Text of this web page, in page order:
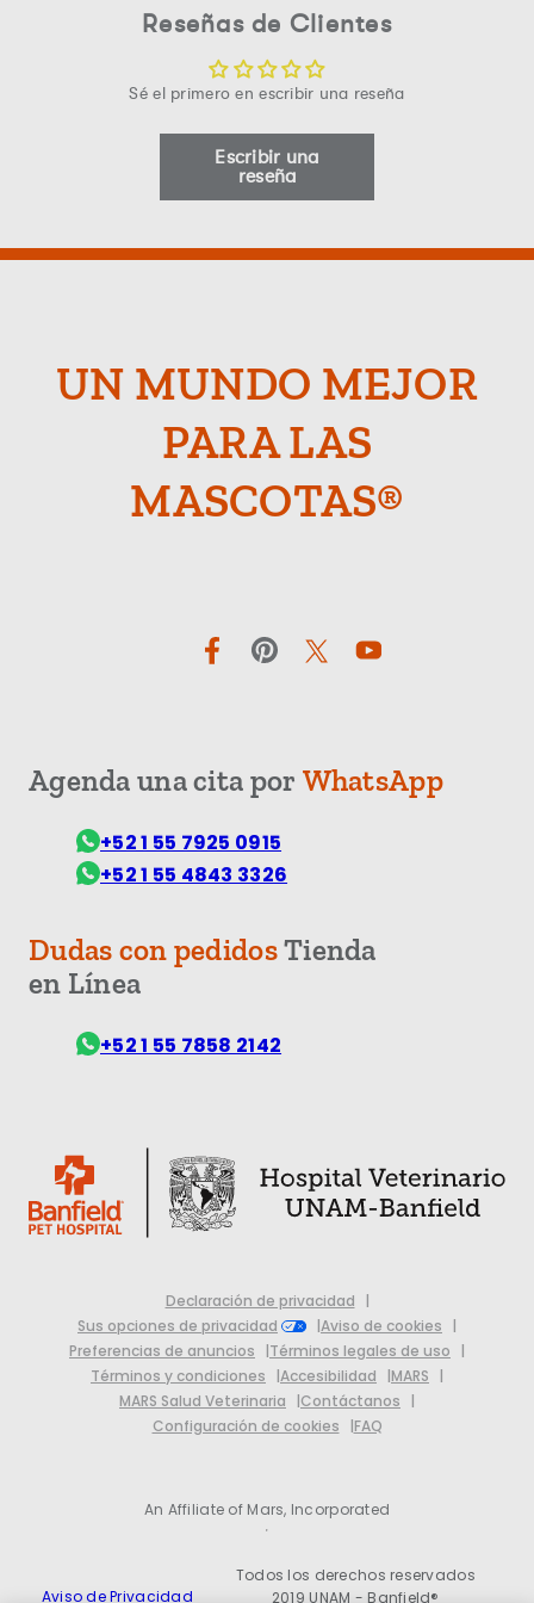
Reseñas de Clientes
Sé el primero en escribir una reseña
Escribir una
reseña
UN MUNDO MEJOR
PARA LAS
MASCOTAS®
FacebookPinterest Twitter YouTube
Agenda una cita por WhatsApp
+52 1 55 7925 0915
+52 1 55 4843 3326
Dudas con pedidosTienda
en Línea
+52 1 55 7858 2142
Declaración de privacidad
Sus opciones de privacidad
Aviso de cookies
Preferencias de anuncios
Términos legales de uso
Términos y condiciones
Accesibilidad
MARS
MARS Salud Veterinaria
Contáctanos
Configuración de cookies
FAQ
An Affiliate of Mars, Incorporated
Aviso de Privacidad
Todos los derechos reservados
2019 UNAM - Banfield®